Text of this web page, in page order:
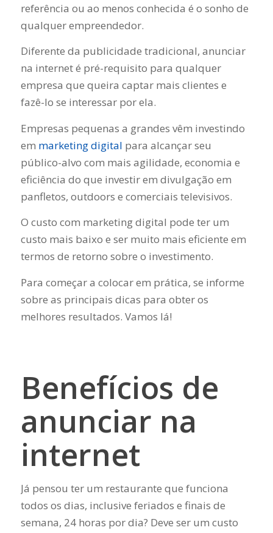
referência ou ao menos conhecida é o sonho de
qualquer empreendedor.
Diferente da publicidade tradicional, anunciar
na internet é pré-requisito para qualquer
empresa que queira captar mais clientes e
fazê-lo se interessar por ela.
Empresas pequenas a grandes vêm investindo
em marketing digital para alcançar seu
público-alvo com mais agilidade, economia e
eficiência do que investir em divulgação em
panfletos, outdoors e comerciais televisivos.
O custo com marketing digital pode ter um
custo mais baixo e ser muito mais eficiente em
termos de retorno sobre o investimento.
Para começar a colocar em prática, se informe
sobre as principais dicas para obter os
melhores resultados. Vamos lá!
Benefícios de
anunciar na
internet
Já pensou ter um restaurante que funciona
todos os dias, inclusive feriados e finais de
semana, 24 horas por dia? Deve ser um custo